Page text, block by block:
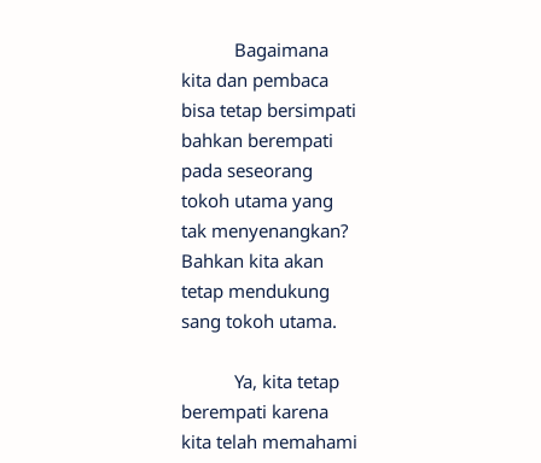
Bagaimana
kita dan pembaca
bisa tetap bersimpati
bahkan berempati
pada seseorang
tokoh utama yang
tak menyenangkan?
Bahkan kita akan
tetap mendukung
sang tokoh utama.
Ya, kita tetap
berempati karena
kita telah memahami